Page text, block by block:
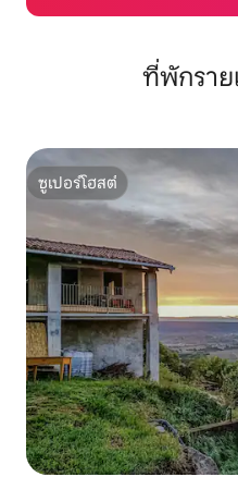
ที่พักราย
ซูเปอร์โฮสต์
ซูเปอร์โฮสต์